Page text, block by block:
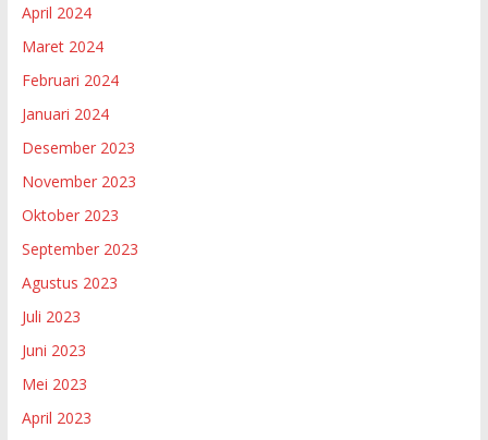
April 2024
Maret 2024
Februari 2024
Januari 2024
Desember 2023
November 2023
Oktober 2023
September 2023
Agustus 2023
Juli 2023
Juni 2023
Mei 2023
April 2023